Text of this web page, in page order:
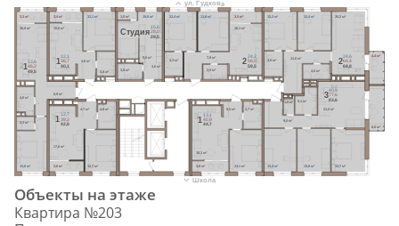
12,7 м²
4,8 м²
17,0 м²
4,7 м²
3,6 м²
1
12,7
39,2
42,8
13,6 м²
4,6 м²
3,3 м²
16,8 м²
8,9 м²
2,3 м²
1
13,6
46,2
49,5
12,1 м²
4,4 м²
4,6 м²
3,4 м²
15,6 м²
1
12,1
36,7
40,1
5,6 м²
3,8 м²
15,6 м²
1,5 м²
3,0 м²
Cтудия
15,6
28,0
29,5
12,4 м² 11,8 м²
4,3 м²
16,1 м²
3,5 м²
3,5 м²
7,9 м² 2
24,2
56,0
59,5
12,2 м² 12,4 м² 20,2 м²
11,0 м²
4,0 м²
4,4 м²
4,6 м²
2
24,6
64,4
68,8
13,4 м² 13,8 м² 13,7 м²
21,0 м²
6,0 м²
5,1 м²
9,0 м²
1,6 м²
3
40,9
77,6
83,6
4,7 м²
13,1 м²
18,1 м²
5,0 м²
3,8 м²
1
13,1
40,9
44,7
ул. Гудкова
Школа
Объекты на этаже
Квартира №203